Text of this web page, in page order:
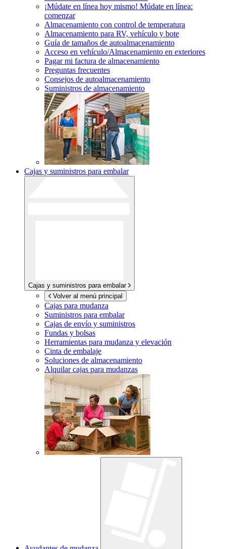
¡Múdate en línea hoy mismo! Múdate en línea:
comenzar
Almacenamiento con control de temperatura
Almacenamiento para RV, vehículo y bote
Guía de tamaños de autoalmacenamiento
Acceso en vehículo/Almacenamiento en exteriores
Pagar mi factura de almacenamiento
Preguntas frecuentes
Consejos de autoalmacenamiento
Suministros de almacenamiento
Cajas y suministros para embalar
Cajas y suministros para embalar
Volver al menú principal
Cajas para mudanza
Suministros para embalar
Cajas de envío y suministros
Fundas y bolsas
Herramientas para mudanza y elevación
Cinta de embalaje
Soluciones de almacenamiento
Alquilar cajas para mudanzas